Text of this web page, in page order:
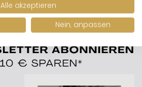
Alle akzeptieren
Nein, anpassen